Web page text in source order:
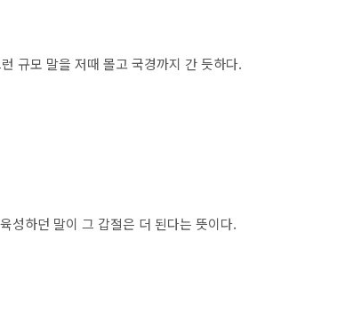
규모 말을 저때 몰고 국경까지 간 듯하다.
성하던 말이 그 갑절은 더 된다는 뜻이다.